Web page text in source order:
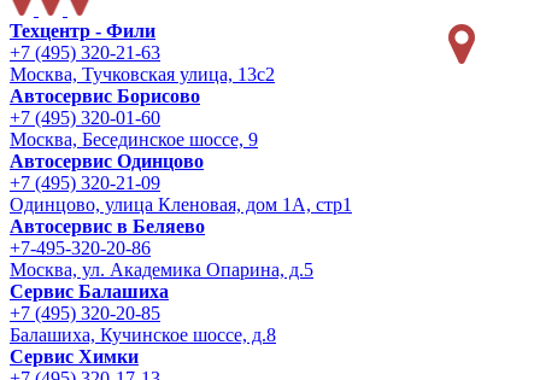
Техцентр - Фили
+7 (495) 320-21-63
Москва, Тучковская улица, 13с2
Автосервис Борисово
+7 (495) 320-01-60
Москва, Бесединское шоссе, 9
Автосервис Одинцово
+7 (495) 320-21-09
Одинцово, улица Кленовая, дом 1А, стр1
Автосервис в Беляево
+7-495-320-20-86
Москва, ул. Академика Опарина, д.5
Сервис Балашиха
+7 (495) 320-20-85
Балашиха, Кучинское шоссе, д.8
Сервис Химки